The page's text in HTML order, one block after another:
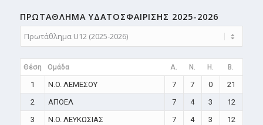
ΠΡΩΤΑΘΛΗMA ΥΔΑΤΟΣΦΑΙΡΙΣΗΣ 2025-2026
Θέση Ομάδα A. N. H. B.
1 N.O. ΛΕΜΕΣΟΥ 7 7 0
21
2
ΑΠΟΕΛ 7 4 3
12
3
N.O. ΛΕΥΚΩΣΙΑΣ 7 4 3
12